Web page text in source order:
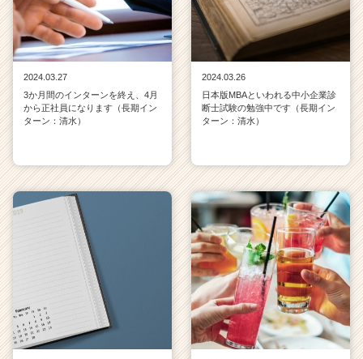
2024.03.27
3か月間のインターンを終え、4月
から正社員になります（長期イン
ターン：清水）
2024.03.26
日本版MBAといわれる中小企業診
断士試験の勉強中です（長期イン
ターン：清水）